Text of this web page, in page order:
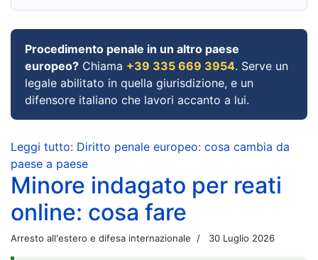
Procedimento penale in un altro paese
europeo? Chiama +39 335 669 3954. Serve un
legale abilitato in quella giurisdizione, e un
difensore italiano che lavori accanto a lui.
Leggi tutto: Diritto penale europeo: cosa cambia da
paese a paese
Minore indagato per reati
online: cosa fare
Arresto all'estero e difesa internazionale 30 Luglio 2026